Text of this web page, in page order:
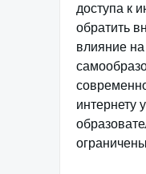
доступа к
обратить
влияние
интернету